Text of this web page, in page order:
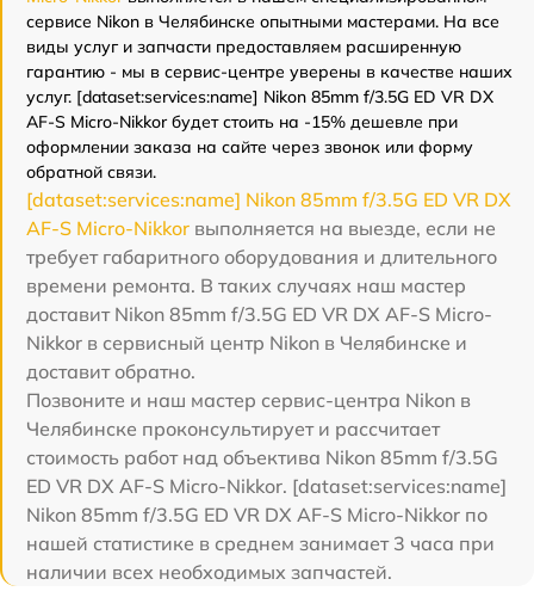
сервисе Nikon в Челябинске опытными мастерами. На все
виды услуг и запчасти предоставляем расширенную
гарантию - мы в сервис-центре уверены в качестве наших
услуг. [dataset:services:name] Nikon 85mm f/3.5G ED VR DX
AF-S Micro-Nikkor будет стоить на -15% дешевле при
оформлении заказа на сайте через звонок или форму
обратной связи.
[dataset:services:name] Nikon 85mm f/3.5G ED VR DX
AF-S Micro-Nikkor выполняется на выезде, если не
требует габаритного оборудования и длительного
времени ремонта. В таких случаях наш мастер
доставит Nikon 85mm f/3.5G ED VR DX AF-S Micro-
Nikkor в сервисный центр Nikon в Челябинске и
доставит обратно.
Позвоните и наш мастер сервис-центра Nikon в
Челябинске проконсультирует и рассчитает
стоимость работ над объектива Nikon 85mm f/3.5G
ED VR DX AF-S Micro-Nikkor. [dataset:services:name]
Nikon 85mm f/3.5G ED VR DX AF-S Micro-Nikkor по
нашей статистике в среднем занимает 3 часа при
наличии всех необходимых запчастей.